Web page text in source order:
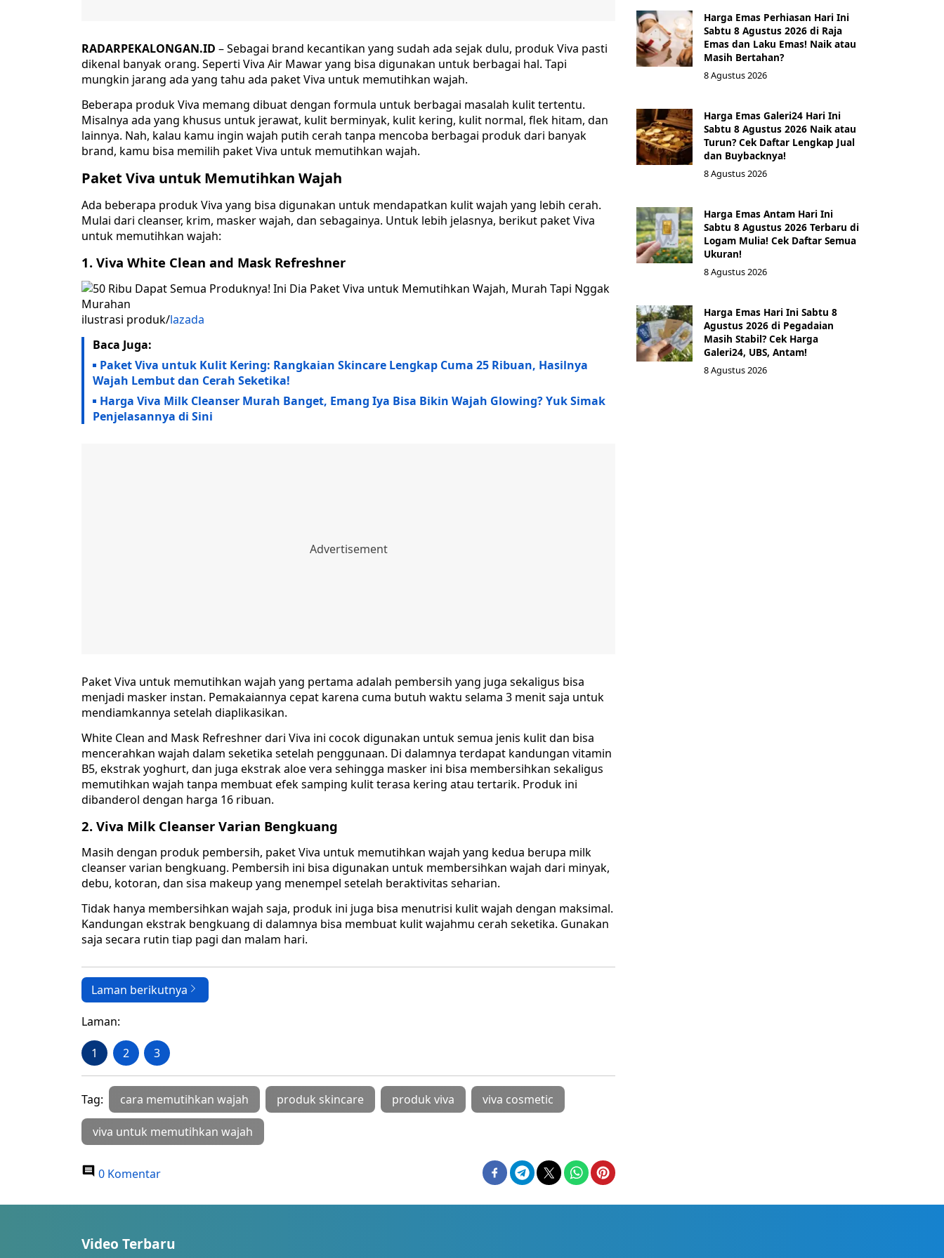
RADARPEKALONGAN.ID – Sebagai brand kecantikan yang sudah ada sejak dulu, produk Viva pasti
dikenal banyak orang. Seperti Viva Air Mawar yang bisa digunakan untuk berbagai hal. Tapi
mungkin jarang ada yang tahu ada paket Viva untuk memutihkan wajah.
Beberapa produk Viva memang dibuat dengan formula untuk berbagai masalah kulit tertentu.
Misalnya ada yang khusus untuk jerawat, kulit berminyak, kulit kering, kulit normal, flek hitam, dan
lainnya. Nah, kalau kamu ingin wajah putih cerah tanpa mencoba berbagai produk dari banyak
brand, kamu bisa memilih paket Viva untuk memutihkan wajah.
Paket Viva untuk Memutihkan Wajah
Ada beberapa produk Viva yang bisa digunakan untuk mendapatkan kulit wajah yang lebih cerah.
Mulai dari cleanser, krim, masker wajah, dan sebagainya. Untuk lebih jelasnya, berikut paket Viva
untuk memutihkan wajah:
1. Viva White Clean and Mask Refreshner
ilustrasi produk/lazada
Baca Juga:
Paket Viva untuk Kulit Kering: Rangkaian Skincare Lengkap Cuma 25 Ribuan, Hasilnya
Wajah Lembut dan Cerah Seketika!
Harga Viva Milk Cleanser Murah Banget, Emang Iya Bisa Bikin Wajah Glowing? Yuk Simak
Penjelasannya di Sini
Paket Viva untuk memutihkan wajah yang pertama adalah pembersih yang juga sekaligus bisa
menjadi masker instan. Pemakaiannya cepat karena cuma butuh waktu selama 3 menit saja untuk
mendiamkannya setelah diaplikasikan.
White Clean and Mask Refreshner dari Viva ini cocok digunakan untuk semua jenis kulit dan bisa
mencerahkan wajah dalam seketika setelah penggunaan. Di dalamnya terdapat kandungan vitamin
B5, ekstrak yoghurt, dan juga ekstrak aloe vera sehingga masker ini bisa membersihkan sekaligus
memutihkan wajah tanpa membuat efek samping kulit terasa kering atau tertarik. Produk ini
dibanderol dengan harga 16 ribuan.
2. Viva Milk Cleanser Varian Bengkuang
Masih dengan produk pembersih, paket Viva untuk memutihkan wajah yang kedua berupa milk
cleanser varian bengkuang. Pembersih ini bisa digunakan untuk membersihkan wajah dari minyak,
debu, kotoran, dan sisa makeup yang menempel setelah beraktivitas seharian.
Tidak hanya membersihkan wajah saja, produk ini juga bisa menutrisi kulit wajah dengan maksimal.
Kandungan ekstrak bengkuang di dalamnya bisa membuat kulit wajahmu cerah seketika. Gunakan
saja secara rutin tiap pagi dan malam hari.
Laman berikutnya
Laman:
1 2 3
Tag: cara memutihkan wajah produk skincare produk viva viva cosmetic
viva untuk memutihkan wajah
0 Komentar
Harga Emas Perhiasan Hari Ini
Sabtu 8 Agustus 2026 di Raja
Emas dan Laku Emas! Naik atau
Masih Bertahan?
8 Agustus 2026
Harga Emas Galeri24 Hari Ini
Sabtu 8 Agustus 2026 Naik atau
Turun? Cek Daftar Lengkap Jual
dan Buybacknya!
8 Agustus 2026
Harga Emas Antam Hari Ini
Sabtu 8 Agustus 2026 Terbaru di
Logam Mulia! Cek Daftar Semua
Ukuran!
8 Agustus 2026
Harga Emas Hari Ini Sabtu 8
Agustus 2026 di Pegadaian
Masih Stabil? Cek Harga
Galeri24, UBS, Antam!
8 Agustus 2026
Video Terbaru